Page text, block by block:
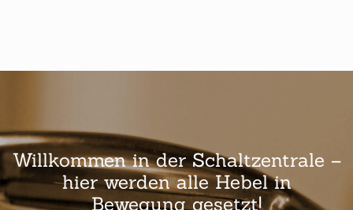
Willkommen in der Schaltzentrale –
hier werden alle Hebel in
Bewegung gesetzt!